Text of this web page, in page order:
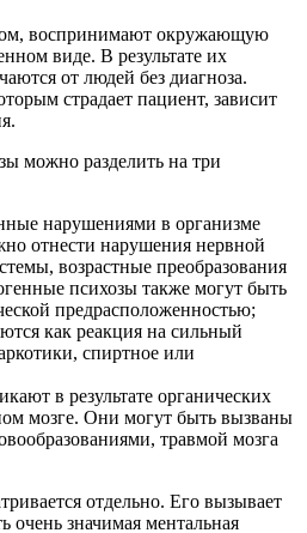
воспринимают окружающую
виде. В результате их
от людей без диагноза.
страдает пациент, зависит
можно разделить на три
нарушениями в организме
отнести нарушения нервной
возрастные преобразования
психозы также могут быть
предрасположенностью;
как реакция на сильный
спиртное или
в результате органических
мозге. Они могут быть вызваны
травмой мозга
отдельно. Его вызывает
очень значимая ментальная